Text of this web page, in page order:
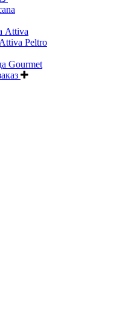
Attiva
Peltro
Gourmet